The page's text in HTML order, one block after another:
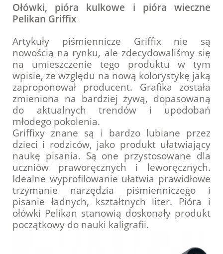
Ołówki, pióra kulkowe i pióra wieczne
Pelikan Griffix
Artykuły piśmiennicze Griffix nie są
nowością na rynku, ale zdecydowaliśmy się
na umieszczenie tego produktu w tym
wpisie, ze względu na nową kolorystykę jaką
zaproponował producent. Grafika została
zmieniona na bardziej żywą, dopasowaną
do aktualnych trendów i upodobań
młodego pokolenia.
Griffixy znane są i bardzo lubiane przez
dzieci i rodziców, jako produkt ułatwiający
naukę pisania. Są one przystosowane dla
uczniów praworęcznych i leworęcznych.
Idealne wyprofilowanie ułatwia prawidłowe
trzymanie narzędzia piśmienniczego i
pisanie ładnych, kształtnych liter. Pióra i
ołówki Pelikan stanowią doskonały produkt
początkowy do nauki kaligrafii.